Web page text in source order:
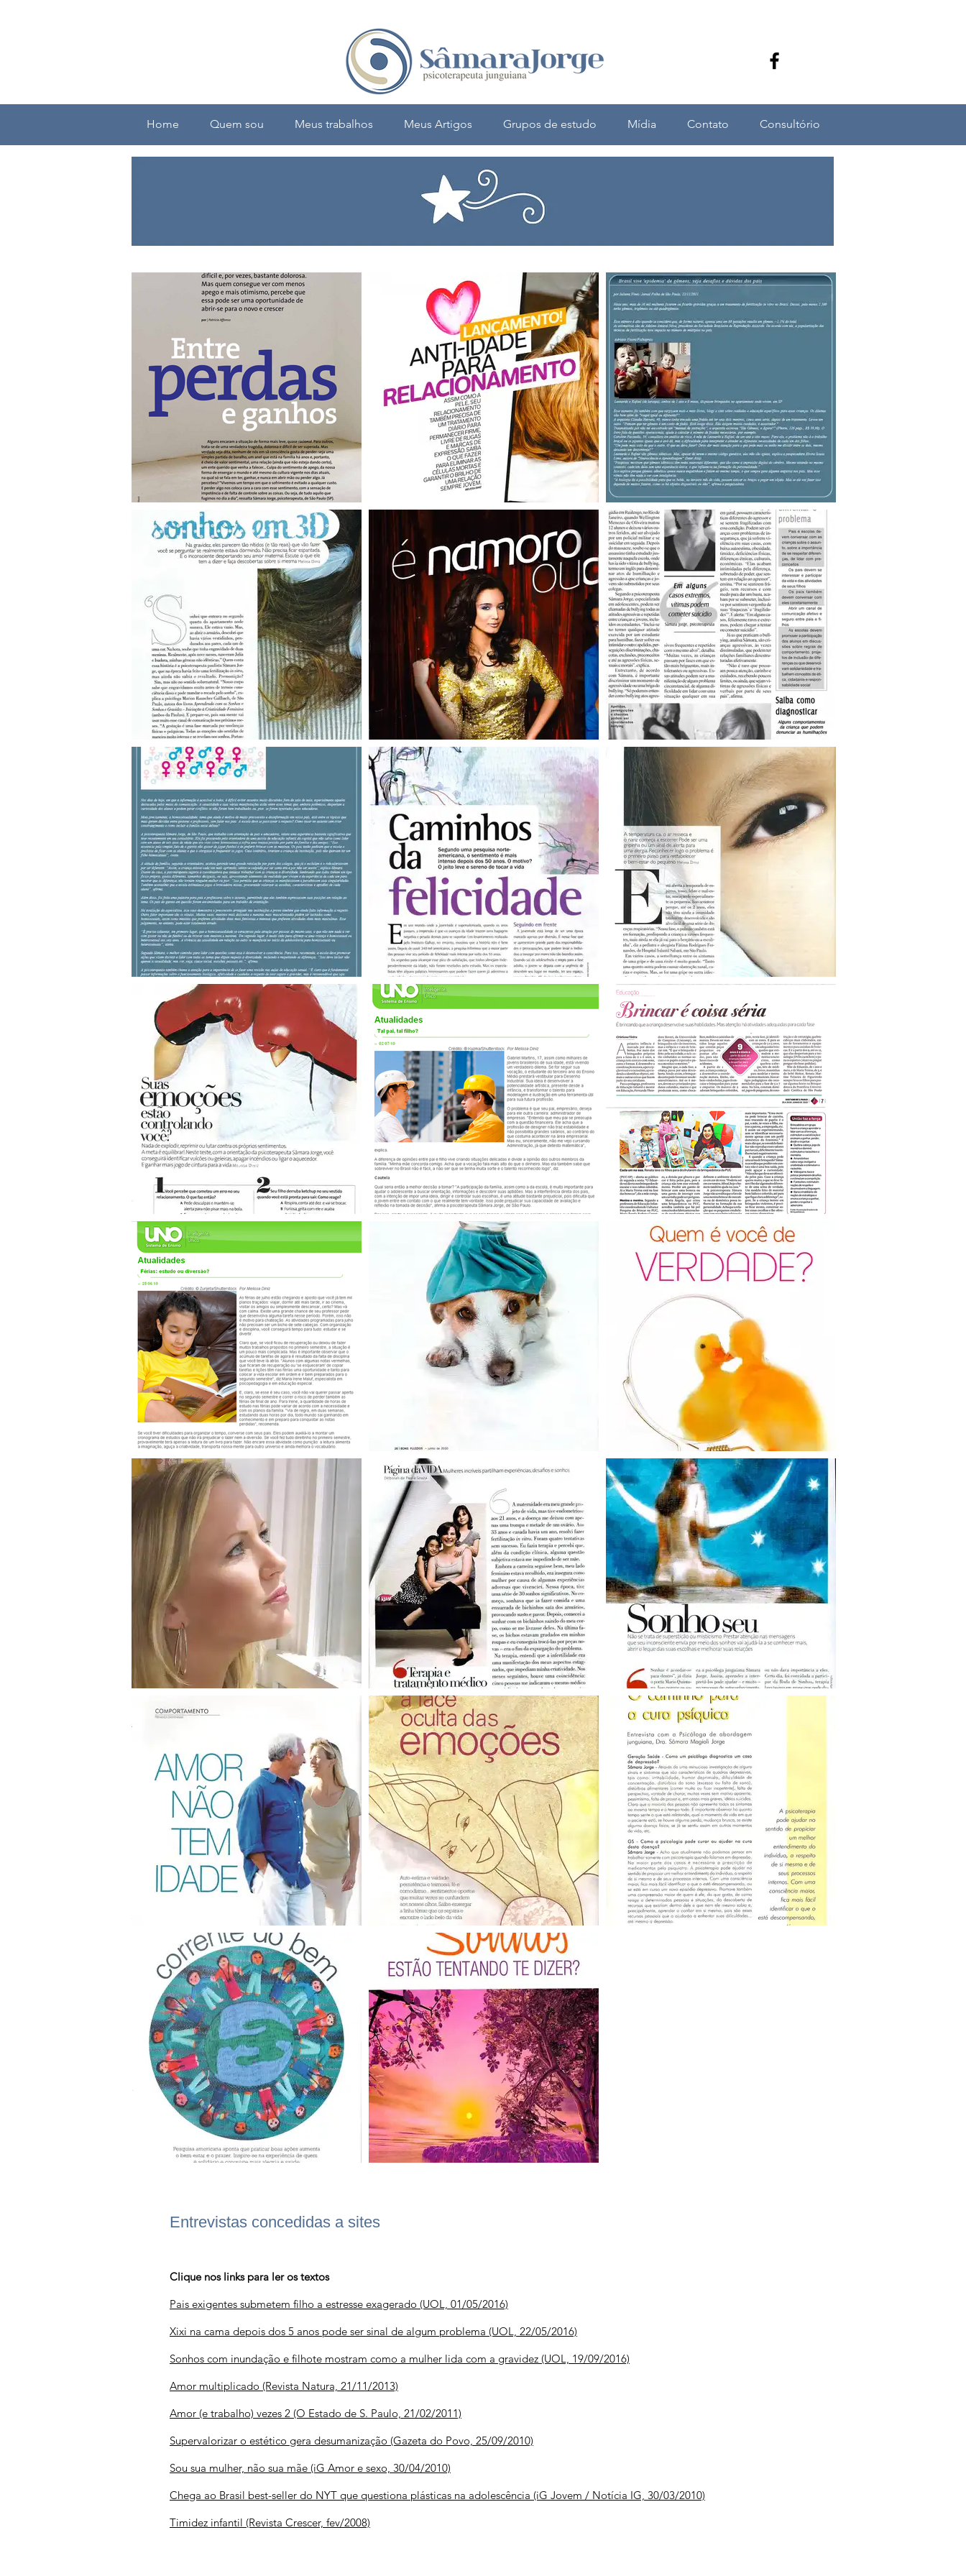
Home Quem sou Meus trabalhos Meus Artigos Grupos de estudo Mídia Contato Consultório
Entrevistas concedidas a sites
Clique nos links para ler os textos
Pais exigentes submetem filho a estresse exagerado (UOL, 01/05/2016)
Xixi na cama depois dos 5 anos pode ser sinal de algum problema (UOL, 22/05/2016)
Sonhos com inundação e filhote mostram como a mulher lida com a gravidez (UOL, 19/09/2016)
Amor multiplicado (Revista Natura, 21/11/2013)
Amor (e trabalho) vezes 2 (O Estado de S. Paulo, 21/02/2011)
Supervalorizar o estético gera desumanização (Gazeta do Povo, 25/09/2010)
Sou sua mulher, não sua mãe (iG Amor e sexo, 30/04/2010)
Chega ao Brasil best-seller do NYT que questiona plásticas na adolescência (iG Jovem / Notícia IG, 30/03/2010)
Timidez infantil (Revista Crescer, fev/2008)